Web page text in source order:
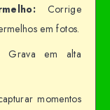
Corrige
em fotos.
Grava em alta
momentos